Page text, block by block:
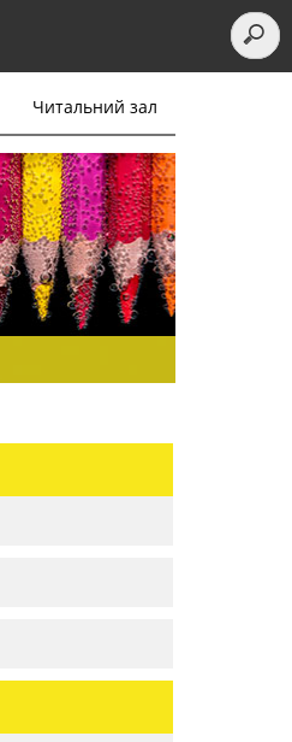
Читальний зал